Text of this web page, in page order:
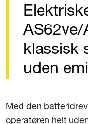
AS62ve/
klassisk
uden
Med den
operatøren helt